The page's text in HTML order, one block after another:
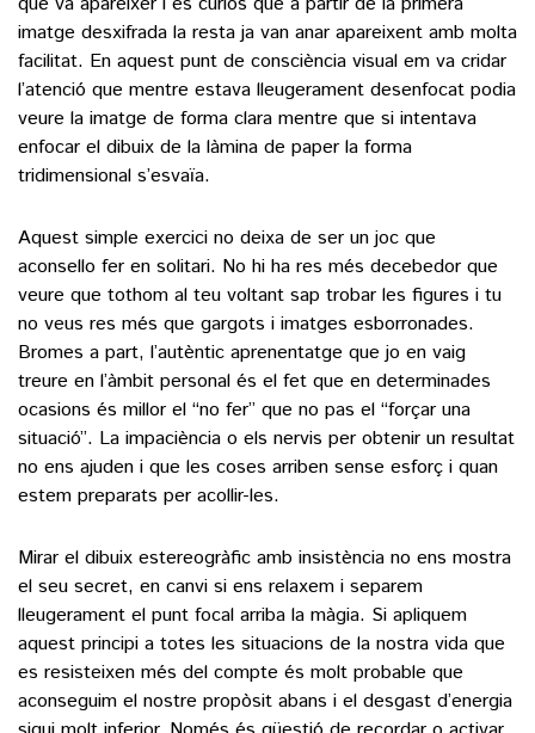
imatge desxifrada la resta ja van anar apareixent amb molta
facilitat. En aquest punt de consciència visual em va cridar
l’atenció que mentre estava lleugerament desenfocat podia
veure la imatge de forma clara mentre que si intentava
enfocar el dibuix de la làmina de paper la forma
tridimensional s’esvaïa.
Aquest simple exercici no deixa de ser un joc que
aconsello fer en solitari. No hi ha res més decebedor que
veure que tothom al teu voltant sap trobar les figures i tu
no veus res més que gargots i imatges esborronades.
Bromes a part, l’autèntic aprenentatge que jo en vaig
treure en l’àmbit personal és el fet que en determinades
ocasions és millor el “no fer” que no pas el “forçar una
situació”. La impaciència o els nervis per obtenir un resultat
no ens ajuden i que les coses arriben sense esforç i quan
estem preparats per acollir-les.
Mirar el dibuix estereogràfic amb insistència no ens mostra
el seu secret, en canvi si ens relaxem i separem
lleugerament el punt focal arriba la màgia. Si apliquem
aquest principi a totes les situacions de la nostra vida que
es resisteixen més del compte és molt probable que
aconseguim el nostre propòsit abans i el desgast d’energia